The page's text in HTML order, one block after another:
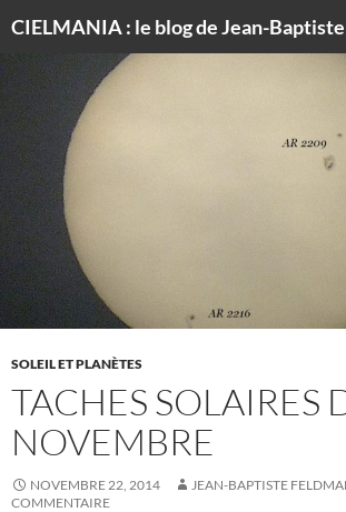
CONTENU
SOLEIL ET PLANÈTES
TACHES SOLAIRES
NOVEMBRE
NOVEMBRE 22, 2014 JEAN-BAPTISTE
COMMENTAIRE